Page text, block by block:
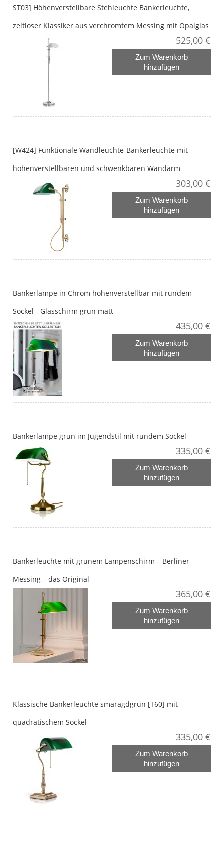
ST03] Höhenverstellbare Stehleuchte Bankerleuchte,
zeitloser Klassiker aus verchromtem Messing mit Opalglas
525,00 €
Zum Warenkorb
hinzufügen
[W424] Funktionale Wandleuchte-Bankerleuchte mit
höhenverstellbaren und schwenkbaren Wandarm
303,00 €
Zum Warenkorb
hinzufügen
Bankerlampe in Chrom höhenverstellbar mit rundem
Sockel - Glasschirm grün matt
435,00 €
Zum Warenkorb
hinzufügen
Bankerlampe grün im Jugendstil mit rundem Sockel
335,00 €
Zum Warenkorb
hinzufügen
Bankerleuchte mit grünem Lampenschirm – Berliner
Messing – das Original
365,00 €
Zum Warenkorb
hinzufügen
Klassische Bankerleuchte smaragdgrün [T60] mit
quadratischem Sockel
335,00 €
Zum Warenkorb
hinzufügen